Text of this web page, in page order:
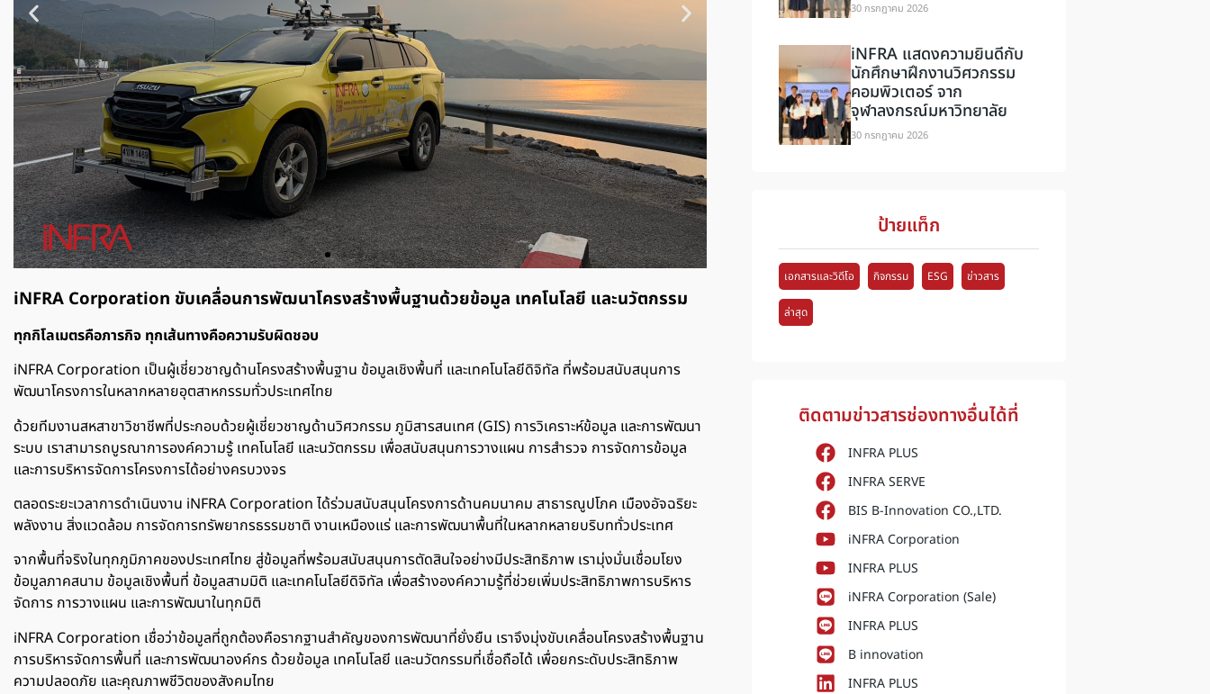
iNFRA Corporation ขับเคลื่อนการพัฒนาโครงสร้างพื้นฐานด้วยข้อมูล เทคโนโลยี และนวัตกรรม
ทุกกิโลเมตรคือภารกิจ ทุกเส้นทางคือความรับผิดชอบ
iNFRA Corporation เป็นผู้เชี่ยวชาญด้านโครงสร้างพื้นฐาน ข้อมูลเชิงพื้นที่ และเทคโนโลยีดิจิทัล ที่พร้อมสนับสนุนการ
พัฒนาโครงการในหลากหลายอุตสาหกรรมทั่วประเทศไทย
ด้วยทีมงานสหสาขาวิชาชีพที่ประกอบด้วยผู้เชี่ยวชาญด้านวิศวกรรม ภูมิสารสนเทศ (GIS) การวิเคราะห์ข้อมูล และการพัฒนา
ระบบ เราสามารถบูรณาการองค์ความรู้ เทคโนโลยี และนวัตกรรม เพื่อสนับสนุนการวางแผน การสำรวจ การจัดการข้อมูล
และการบริหารจัดการโครงการได้อย่างครบวงจร
ตลอดระยะเวลาการดำเนินงาน iNFRA Corporation ได้ร่วมสนับสนุนโครงการด้านคมนาคม สาธารณูปโภค เมืองอัจฉริยะ
พลังงาน สิ่งแวดล้อม การจัดการทรัพยากรธรรมชาติ งานเหมืองแร่ และการพัฒนาพื้นที่ในหลากหลายบริบททั่วประเทศ
จากพื้นที่จริงในทุกภูมิภาคของประเทศไทย สู่ข้อมูลที่พร้อมสนับสนุนการตัดสินใจอย่างมีประสิทธิภาพ เรามุ่งมั่นเชื่อมโยง
ข้อมูลภาคสนาม ข้อมูลเชิงพื้นที่ ข้อมูลสามมิติ และเทคโนโลยีดิจิทัล เพื่อสร้างองค์ความรู้ที่ช่วยเพิ่มประสิทธิภาพการบริหาร
จัดการ การวางแผน และการพัฒนาในทุกมิติ
iNFRA Corporation เชื่อว่าข้อมูลที่ถูกต้องคือรากฐานสำคัญของการพัฒนาที่ยั่งยืน เราจึงมุ่งขับเคลื่อนโครงสร้างพื้นฐาน
การบริหารจัดการพื้นที่ และการพัฒนาองค์กร ด้วยข้อมูล เทคโนโลยี และนวัตกรรมที่เชื่อถือได้ เพื่อยกระดับประสิทธิภาพ
ความปลอดภัย และคุณภาพชีวิตของสังคมไทย
30 กรกฎาคม 2026
iNFRA แสดงความยินดีกับ
นักศึกษาฝึกงานวิศวกรรม
คอมพิวเตอร์ จาก
จุฬาลงกรณ์มหาวิทยาลัย
30 กรกฎาคม 2026
ป้ายแท็ก
เอกสารและวิดีโอ กิจกรรม ESG ข่าวสาร
ล่าสุด
ติดตามข่าวสารช่องทางอื่นได้ที่
INFRA PLUS
INFRA SERVE
BIS B-Innovation CO.,LTD.
iNFRA Corporation
INFRA PLUS
iNFRA Corporation (Sale)
INFRA PLUS
B innovation
INFRA PLUS